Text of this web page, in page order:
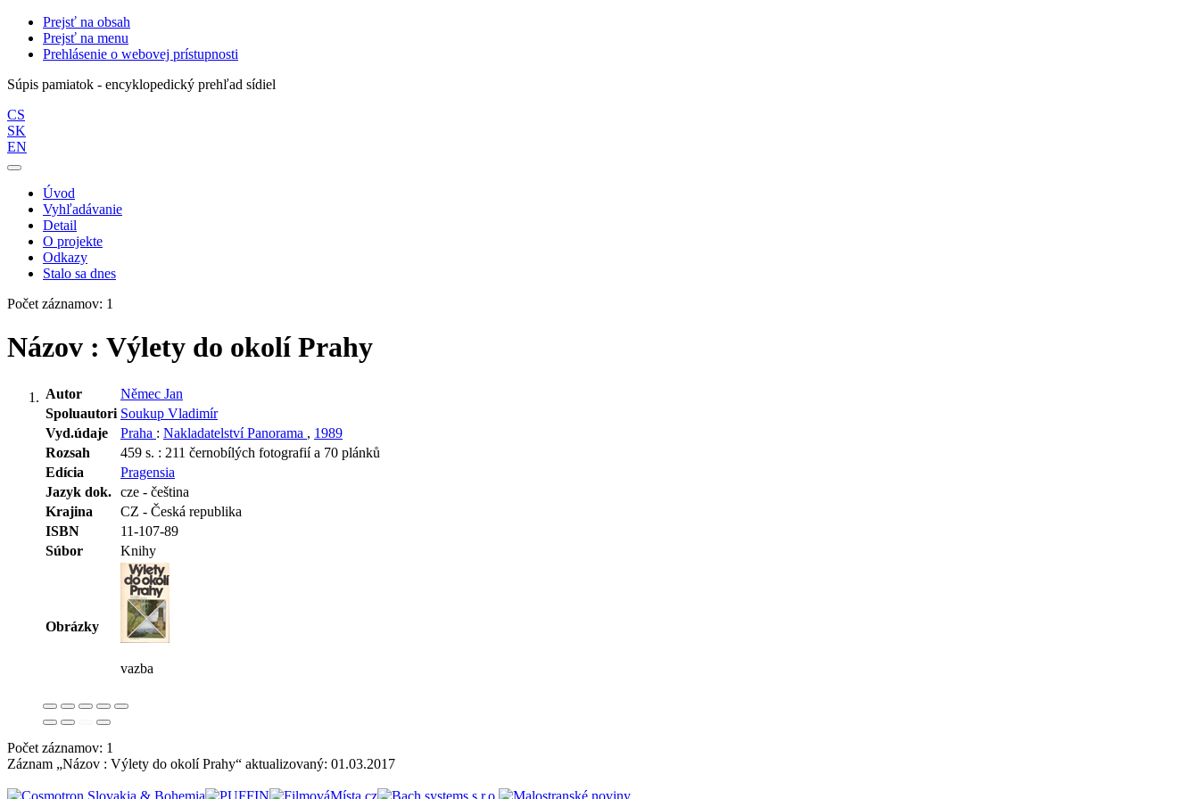
Prejsť na obsah
Prejsť na menu
Prehlásenie o webovej prístupnosti
Súpis pamiatok - encyklopedický prehľad sídiel
CS
SK
EN
Úvod
Vyhľadávanie
Detail
O projekte
Odkazy
Stalo sa dnes
Počet záznamov: 1
Názov : Výlety do okolí Prahy
Autor
Němec Jan
Spoluautori Soukup Vladimír
Vyd.údaje
Praha : Nakladatelství Panorama , 1989
Rozsah
459 s. : 211 černobílých fotografií a 70 plánků
Edícia
Pragensia
Jazyk dok. cze - čeština
Krajina
CZ - Česká republika
ISBN
11-107-89
Súbor
Knihy
Obrázky
vazba
Počet záznamov: 1
Záznam „Názov : Výlety do okolí Prahy“ aktualizovaný: 01.03.2017